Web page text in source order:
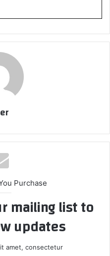
Purchase
mailing list to
updates!
amet, consectetur.